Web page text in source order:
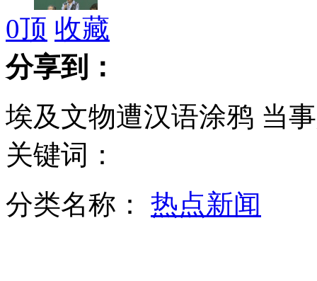
韩前慰安妇：桥下彻当选大阪市长"不可思议"
广西一小学被“贫困”网友所捐衣物堆积如山
朝鲜特使结束对华访问返朝
0顶 收藏
分享到：
埃及文物遭汉语涂鸦 当
关键词：
分类名称： 热点新闻